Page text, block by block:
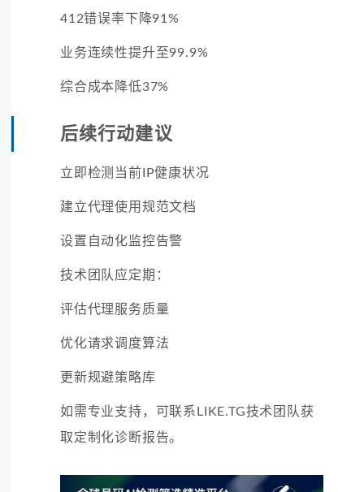
412错误率下降91%
业务连续性提升至99.9%
综合成本降低37%
后续行动建议
立即检测当前IP健康状况
建立代理使用规范文档
设置自动化监控告警
技术团队应定期：
评估代理服务质量
优化请求调度算法
更新规避策略库
如需专业支持，可联系LIKE.TG技术团队获
取定制化诊断报告。